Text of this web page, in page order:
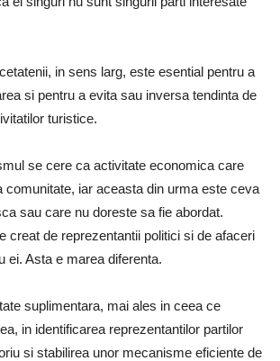
in sens larg, este esential pentru a
si pentru a evita sau inversa tendinta de
turistice.
se cere ca activitate economica care
comunitate, iar aceasta din urma este ceva
sau care nu doreste sa fie abordat.
creat de reprezentantii politici si de afaceri
ei. Asta e marea diferenta.
suplimentara, mai ales in ceea ce
in identificarea reprezentantilor partilor
si stabilirea unor mecanisme eficiente de